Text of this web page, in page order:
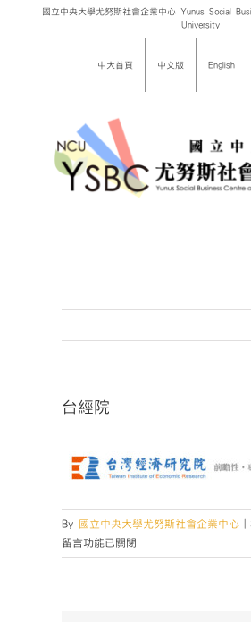
國立中央大學尤努斯社會企業中心 Yunus Social
University
中大首頁 中文版 English
台經院
By 國立中央大學尤努斯社會企業中心
留言功能已關閉